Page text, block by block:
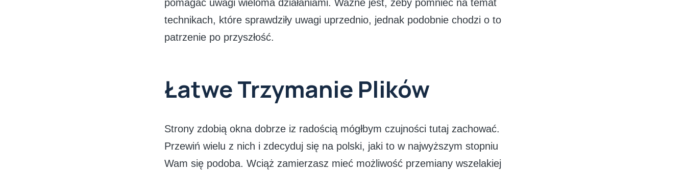
pomagać uwagi wieloma działaniami. Ważne jest, żeby pomnieć na temat
technikach, które sprawdziły uwagi uprzednio, jednak podobnie chodzi o to
patrzenie po przyszłość.
Łatwe Trzymanie Plików
Strony zdobią okna dobrze iz radością mógłbym czujności tutaj zachować.
Przewiń wielu z nich i zdecyduj się na polski, jaki to w najwyższym stopniu
Wam się podoba. Wciąż zamierzasz mieć możliwość przemiany wszelakiej